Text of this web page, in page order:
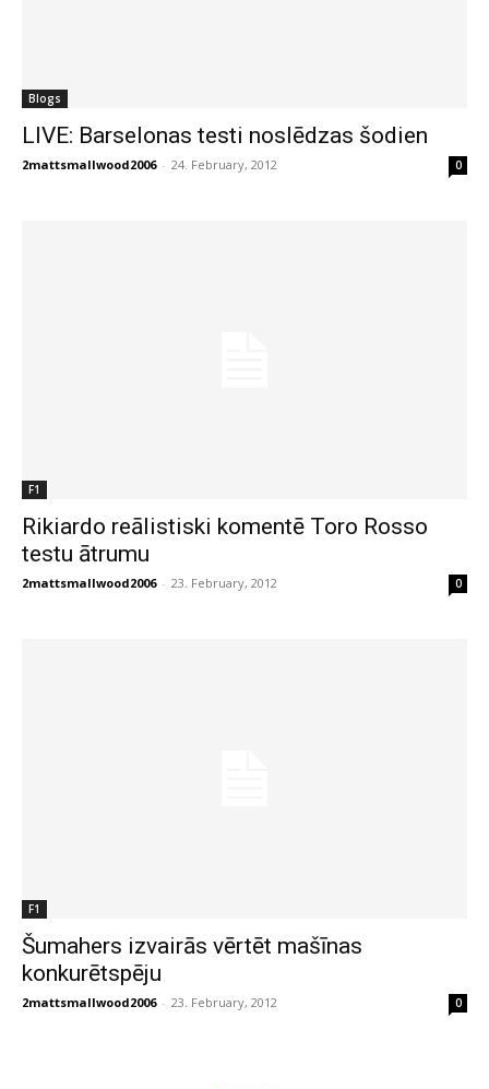
Blogs
LIVE: Barselonas testi noslēdzas šodien
2mattsmallwood2006 - 24. February, 2012 0
F1
Rikiardo reālistiski komentē Toro Rosso
testu ātrumu
2mattsmallwood2006 - 23. February, 2012 0
F1
Šumahers izvairās vērtēt mašīnas
konkurētspēju
2mattsmallwood2006 - 23. February, 2012 0